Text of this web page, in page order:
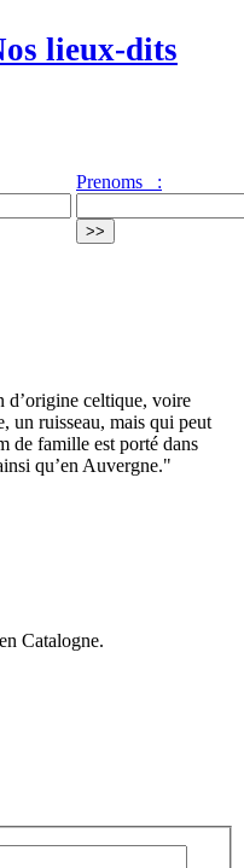
lieux-dits
Prenoms :
celtique, voire
un ruisseau, mais qui peut
de famille est porté dans
qu’en Auvergne."
Catalogne.